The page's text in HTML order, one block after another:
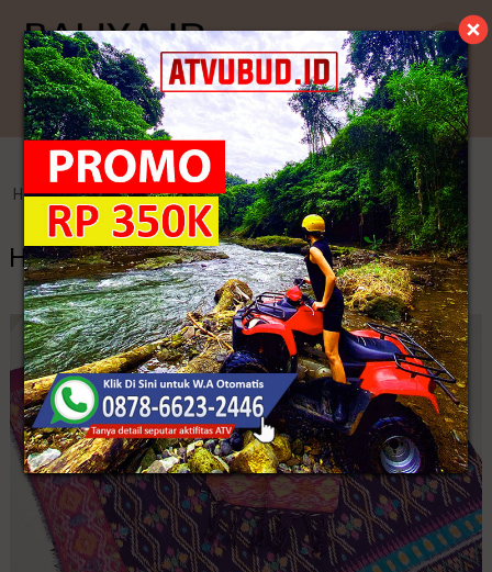
Kategori
Home >Endek Bali >Harga Kain Tenun Tanimbar
Harga Kain Tenun Tanimbar